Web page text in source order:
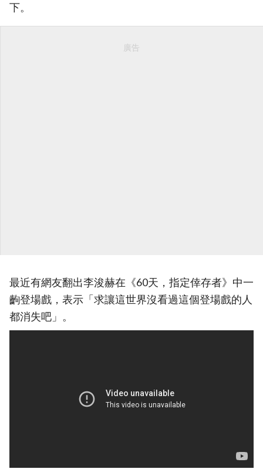
下。
廣告
最近有網友翻出李浚赫在《60天，指定倖存者》中一
齣登場戲，表示「求讓這世界沒看過這個登場戲的人
都消失吧」。